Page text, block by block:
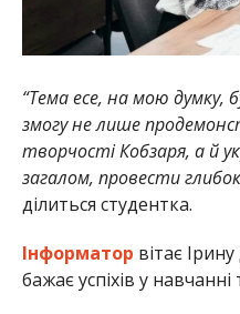
“Тема есе, на мою думку,
змогу не лише
творчості Кобзаря, а й
загалом, провести
ділиться студентка.
Інформатор вітає
бажає успіхів у навчанні